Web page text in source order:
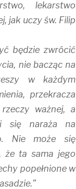
lekarstwo
jak uczy św. Filip
będzie zwrócić
nie bacząc na
w każdym
przekracza
ważnej, a
się naraża na
Nie może się
że ta sama jego
popełnione w